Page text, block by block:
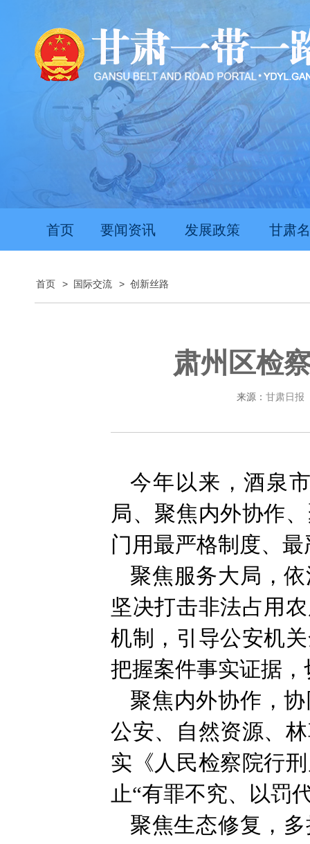
首页 要闻资讯 发展政策 甘肃
首页 > 国际交流 > 创新丝路
肃州区检
来源： 甘肃日报
今年以来，酒泉
局、聚焦内外协作
门用最严格制度、
聚焦服务大局，
坚决打击非法占用
机制，引导公安机
把握案件事实证据
聚焦内外协作，
公安、自然资源、
实《人民检察院行
止“有罪不究、以罚
聚焦生态修复，